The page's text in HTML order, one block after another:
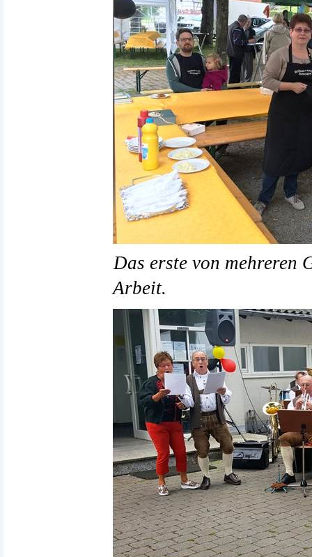
Das erste von mehreren
Arbeit.